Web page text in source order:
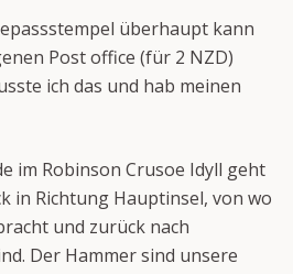
überhaupt kann
Post office (für 2 NZD)
ich das und hab meinen
im Robinson Crusoe Idyll geht
in Richtung Hauptinsel, von wo
und zurück nach
Der Hammer sind unsere